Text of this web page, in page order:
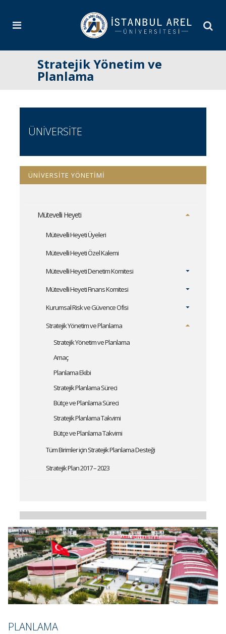
Stratejik Yönetim ve
Planlama
ÜNİVERSİTE
ÜNİVERSİTE YÖNETİMİ
Mütevelli Heyeti
Mütevelli Heyeti Üyeleri
Mütevelli Heyeti Özel Kalemi
Mütevelli Heyeti Denetim Komitesi
Mütevelli Heyeti Finans Komitesi
Kurumsal Risk ve Güvence Ofisi
Stratejik Yönetim ve Planlama
Stratejik Yönetim ve Planlama
Amaç
Planlama Ekibi
Stratejik Planlama Süreci
Bütçe ve Planlama Süreci
Stratejik Planlama Takvimi
Bütçe ve Planlama Takvimi
Tüm Birimler için Stratejik Planlama Desteği
Stratejik Plan 2017 – 2023
PLANLAMA